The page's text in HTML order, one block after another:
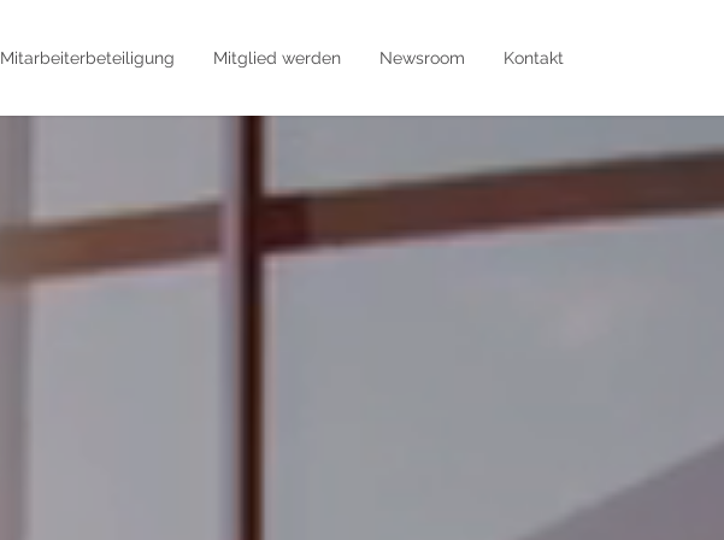
Mitarbeiterbeteiligung Mitglied werden Newsroom Kontakt